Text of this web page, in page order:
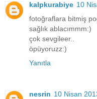
kalpkurabiye 10
fotoğraflara bitmiş
sağlık ablacımmm:)
çok sevgileer..
öpüyoruzz:)
Yanıtla
nesrin 10 Nisan